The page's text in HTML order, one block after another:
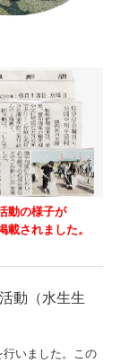
動の様子が
載されました。
動（水生生
いました。この